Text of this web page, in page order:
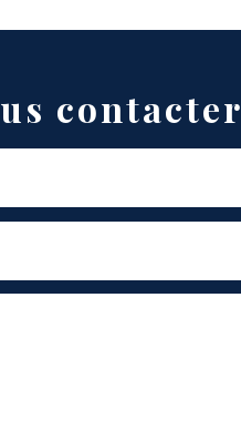
contacter